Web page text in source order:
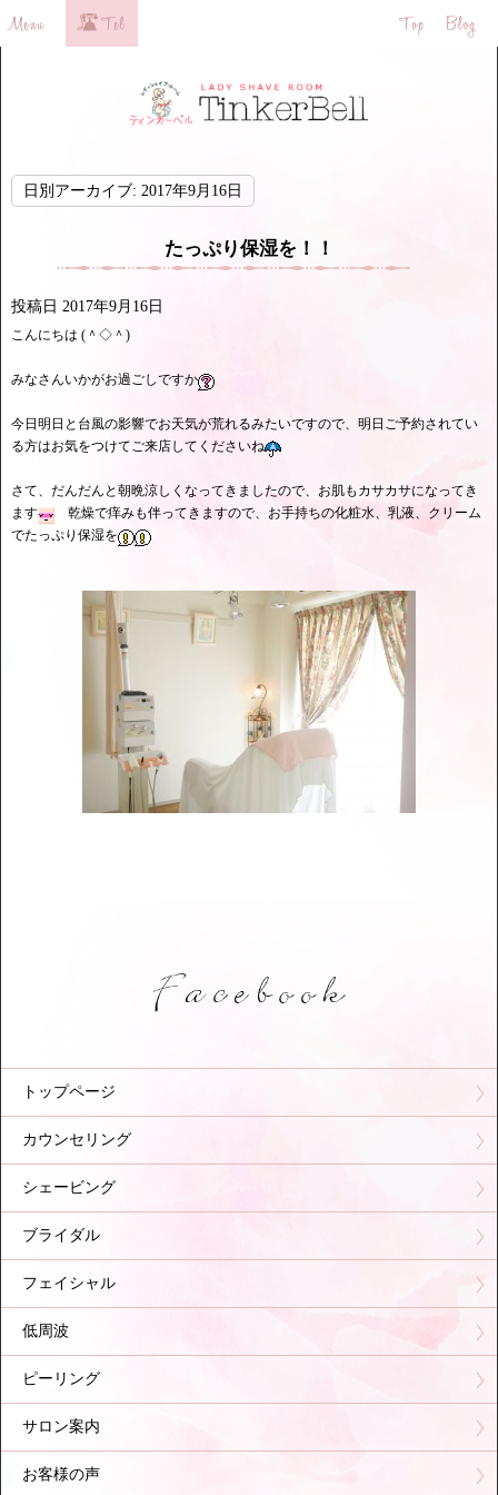
日別アーカイブ: 2017年9月16日
たっぷり保湿を！！
投稿日 2017年9月16日
こんにちは (＾◇＾)
みなさんいかがお過ごしですか
今日明日と台風の影響でお天気が荒れるみたいですので、明日ご予約されてい
る方はお気をつけてご来店してくださいね
さて、だんだんと朝晩涼しくなってきましたので、お肌もカサカサになってき
ます
乾燥で痒みも伴ってきますので、お手持ちの化粧水、乳液、クリーム
でたっぷり保湿を
トップページ
カウンセリング
シェービング
ブライダル
フェイシャル
低周波
ピーリング
サロン案内
お客様の声